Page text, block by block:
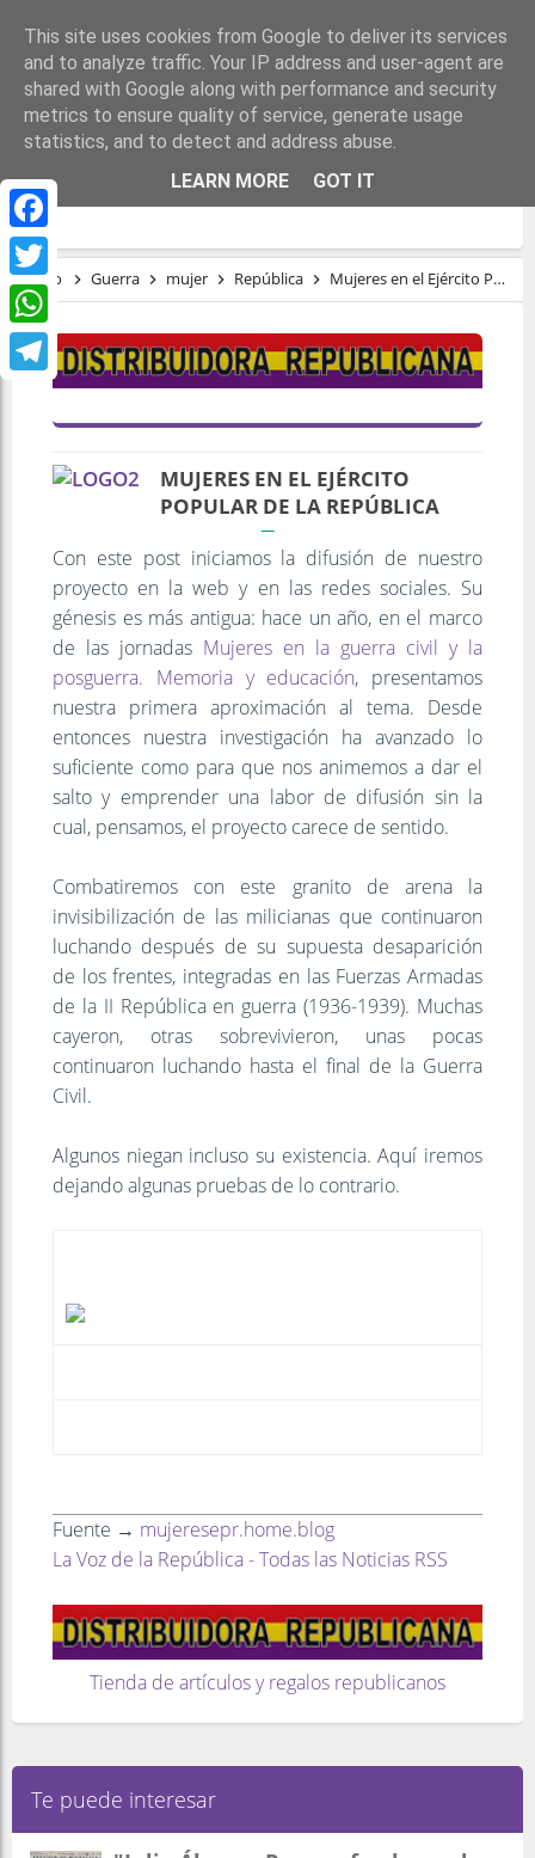
Facebook
Twitter
WhatsApp
Telegram
MUJERES EN EL EJÉRCITO POPULAR DE LA
REPÚBLICA
Inicio Guerra mujer República Mujeres en el Ejército Popular de la República
MUJERES EN EL EJÉRCITO
POPULAR DE LA REPÚBLICA
Con este post iniciamos la difusión de nuestro
proyecto en la web y en las redes sociales. Su
génesis es más antigua: hace un año, en el marco
de las jornadas Mujeres en la guerra civil y la
posguerra. Memoria y educación, presentamos
nuestra primera aproximación al tema. Desde
entonces nuestra investigación ha avanzado lo
suficiente como para que nos animemos a dar el
salto y emprender una labor de difusión sin la
cual, pensamos, el proyecto carece de sentido.
Combatiremos con este granito de arena la
invisibilización de las milicianas que continuaron
luchando después de su supuesta desaparición
de los frentes, integradas en las Fuerzas Armadas
de la II República en guerra (1936-1939). Muchas
cayeron, otras sobrevivieron, unas pocas
continuaron luchando hasta el final de la Guerra
Civil.
Algunos niegan incluso su existencia. Aquí iremos
dejando algunas pruebas de lo contrario.
Fuente → mujeresepr.home.blog
La Voz de la República - Todas las Noticias RSS
Tienda de artículos y regalos republicanos
Te puede interesar
This site uses cookies from Google to deliver its services
and to analyze traffic. Your IP address and user-agent are
shared with Google along with performance and security
metrics to ensure quality of service, generate usage
statistics, and to detect and address abuse.
LEARN MORE
GOT IT